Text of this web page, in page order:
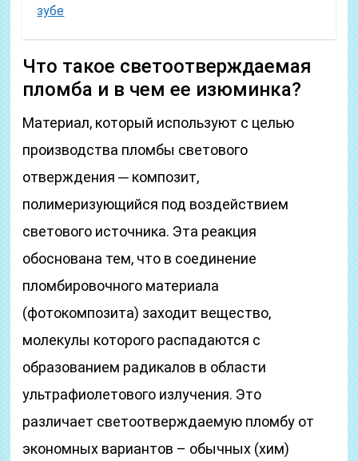
зубе
Что такое светоотверждаемая
пломба и в чем ее изюминка?
Материал, который используют с целью
производства пломбы светового
отверждения ─ композит,
полимеризующийся под воздействием
светового источника. Эта реакция
обоснована тем, что в соединение
пломбировочного материала
(фотокомпозита) заходит вещество,
молекулы которого распадаются с
образованием радикалов в области
ультрафиолетового излучения. Это
различает светоотверждаемую пломбу от
экономных вариантов – обычных (хим)